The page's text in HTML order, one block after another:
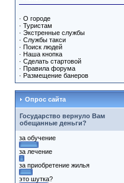
· О городе
· Туристам
· Экстренные службы
· Службы такси
· Поиск людей
· Наша кнопка
· Сделать стартовой
· Правила форума
· Размещение банеров
Опрос сайта
Государство вернуло Вам
обещанные деньги?
за обучение
за лечение
за приобретение жилья
это шутка?